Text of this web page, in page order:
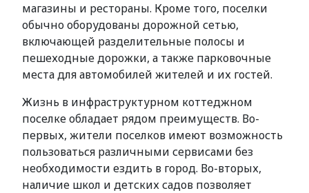
магазины и рестораны. Кроме того, поселки
обычно оборудованы дорожной сетью,
включающей разделительные полосы и
пешеходные дорожки, а также парковочные
места для автомобилей жителей и их гостей.
Жизнь в инфраструктурном коттеджном
поселке обладает рядом преимуществ. Во-
первых, жители поселков имеют возможность
пользоваться различными сервисами без
необходимости ездить в город. Во-вторых,
наличие школ и детских садов позволяет